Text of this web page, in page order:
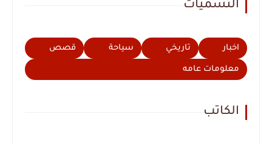
التسميات
اخبار تاريخي سياحة قصص
معلومات عامه
الكاتب